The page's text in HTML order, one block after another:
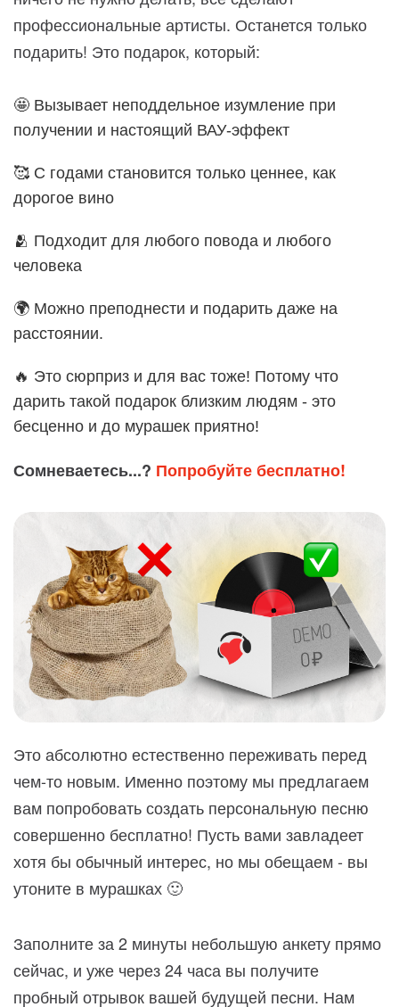
профессиональные артисты. Останется только
подарить! Это подарок, который:
🤩 Вызывает неподдельное изумление при
получении и настоящий ВАУ-эффект
🥰 С годами становится только ценнее, как
дорогое вино
🫂 Подходит для любого повода и любого
человека
🌍 Можно преподнести и подарить даже на
расстоянии.
🔥 Это сюрприз и для вас тоже! Потому что
дарить такой подарок близким людям - это
бесценно и до мурашек приятно!
Сомневаетесь...? Попробуйте бесплатно!
Это абсолютно естественно переживать перед
чем-то новым. Именно поэтому мы предлагаем
вам попробовать создать персональную песню
совершенно бесплатно! Пусть вами завладеет
хотя бы обычный интерес, но мы обещаем - вы
утоните в мурашках 🙂
Заполните за 2 минуты небольшую анкету прямо
сейчас, и уже через 24 часа вы получите
пробный отрывок вашей будущей песни. Нам